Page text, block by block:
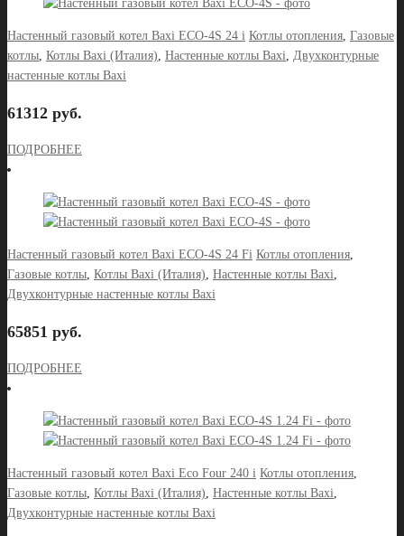
Настенный газовый котел Baxi ECO-4S 24 i Котлы отопления, Газовые
котлы, Котлы Baxi (Италия), Настенные котлы Baxi, Двухконтурные
настенные котлы Baxi
61312 руб.
ПОДРОБНЕЕ
Настенный газовый котел Baxi ECO-4S 24 Fi Котлы отопления
Газовые котлы Котлы Baxi (Италия) Настенные котлы Baxi
Двухконтурные настенные котлы Baxi
65851 руб.
ПОДРОБНЕЕ
Настенный газовый котел Baxi Eco Four 240 i Котлы отопления
Газовые котлы Котлы Baxi (Италия) Настенные котлы Baxi
Двухконтурные настенные котлы Baxi